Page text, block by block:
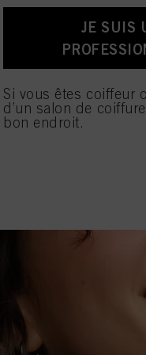
JE SUIS
Si vous êtes coiffeur
d’un salon de
bon endroit.
publicitaires.
Vous trouverez plus
bas de page (Section
figurant en bas de
consulter les
En cliquant sur «